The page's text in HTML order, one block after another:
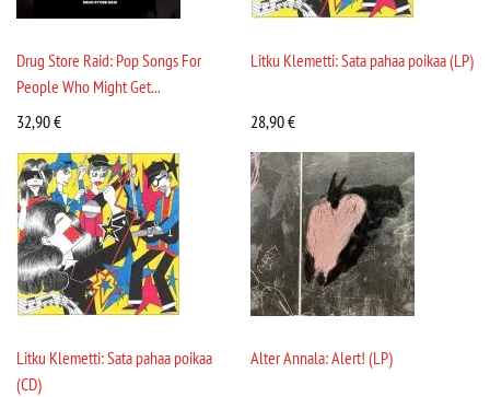
Drug Store Raid: Pop Songs For
People Who Might Get...
32,90€
Litku Klemetti: Sata pahaa poikaa (LP)
28,90€
Litku Klemetti: Sata pahaa poikaa
(CD)
Alter Annala: Alert! (LP)